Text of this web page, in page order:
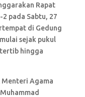
Rapat
pada Sabtu, 27
di Gedung
sejak pukul
tertib hingga
Agama